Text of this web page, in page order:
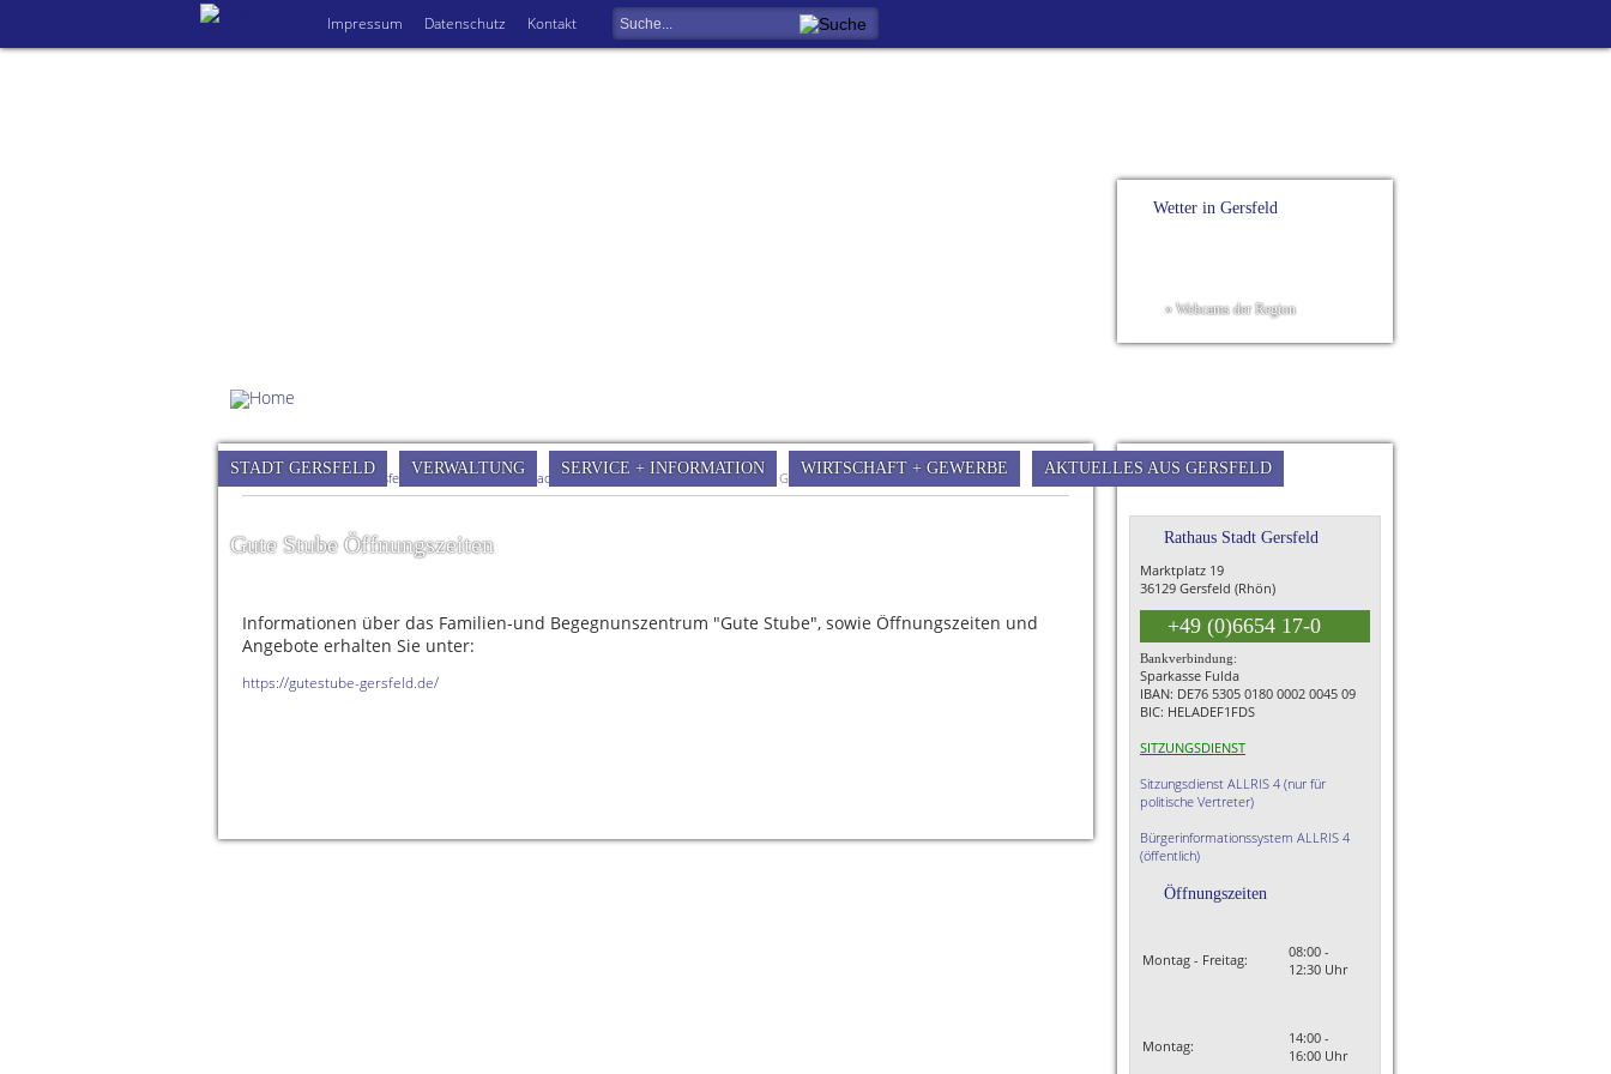
Impressum Datenschutz Kontakt
Wetter in Gersfeld
» Webcams der Region
STADT GERSFELD VERWALTUNG SERVICE + INFORMATION WIRTSCHAFT + GEWERBE AKTUELLES AUS GERSFELD
Sie sind hier:Stadt Gersfeld (Rhön)» Rathaus» Stadt Gersfeld»Städtische Einrichtungen Gute Stube
Gute Stube Öffnungszeiten
Informationen über das Familien-und Begegnunszentrum "Gute Stube", sowie Öffnungszeiten und
Angebote erhalten Sie unter:
https://gutestube-gersfeld.de/
Bürgerservice
Rathaus Stadt Gersfeld
Marktplatz 19
36129 Gersfeld (Rhön)
+49 (0)6654 17-0
Bankverbindung:
Sparkasse Fulda
IBAN: DE76 5305 0180 0002 0045 09
BIC: HELADEF1FDS
SITZUNGSDIENST
Sitzungsdienst ALLRIS 4 (nur für
politische Vertreter)
Bürgerinformationssystem ALLRIS 4
(öffentlich)
Öffnungszeiten
Montag - Freitag:
08:00 -
12:30 Uhr
Montag:
14:00 -
16:00 Uhr